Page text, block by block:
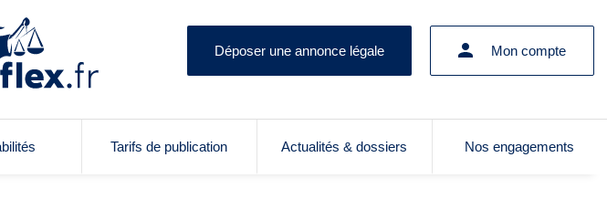
Déposer une annonce légale Mon compte
Tarifs de publication Actualités & dossiers Nos engagements